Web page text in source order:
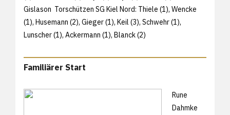
Gislason Torschützen SG Kiel Nord: Thiele (1), Wencke
(1), Husemann (2), Gieger (1), Keil (3), Schwehr (1),
Lunscher (1), Ackermann (1), Blanck (2)
Familiärer Start
Rune
Dahmke